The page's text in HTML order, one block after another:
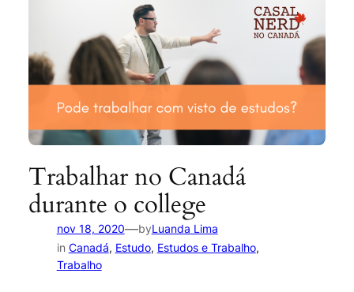
Trabalhar no Canadá
durante o college
nov 18, 2020—byLuanda Lima
in Canadá, Estudo, Estudos e Trabalho
Trabalho